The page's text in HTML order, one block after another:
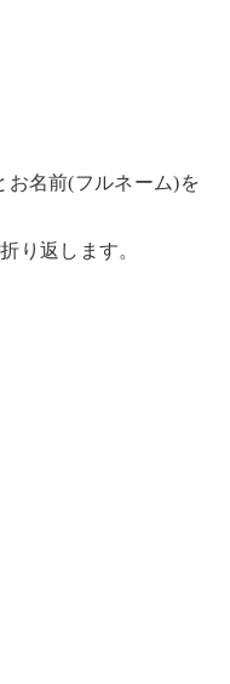
お名前(フルネーム)を
り返します。